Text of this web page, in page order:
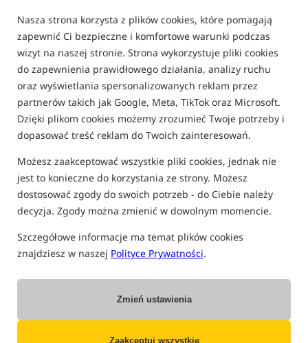
Nasza strona korzysta z plików cookies, które pomagają
zapewnić Ci bezpieczne i komfortowe warunki podczas
wizyt na naszej stronie. Strona wykorzystuje pliki cookies
do zapewnienia prawidłowego działania, analizy ruchu
oraz wyświetlania spersonalizowanych reklam przez
partnerów takich jak Google, Meta, TikTok oraz Microsoft.
Dzięki plikom cookies możemy zrozumieć Twoje potrzeby i
dopasować treść reklam do Twoich zainteresowań.
Możesz zaakceptować wszystkie pliki cookies, jednak nie
jest to konieczne do korzystania ze strony. Możesz
dostosować zgody do swoich potrzeb - do Ciebie należy
decyzja. Zgody można zmienić w dowolnym momencie.
Szczegółowe informacje ma temat plików cookies
znajdziesz w naszej Polityce Prywatności.
Zmień ustawienia
Zaakceptuj wszystkie
KUP KUP
PROMOCJA+
Shimano Tribal
Fluorocarbon
Fluorocarbon
79,99PLN
Cena kat.: 119,00 / -33%
Min. cena z 30 dni przed
obniżką: 329.99 / -76%
BRAK TOWARU
Nowość!
UnderCarp Boom
Fluorocarbon Stiff Link
Fluorocarbon przyponowy sztywny UnderCarp Boom Stiff Link 20 m
39,99PLN
otrzymujesz 0,44 pkt
KUP